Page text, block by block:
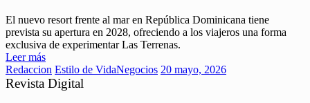
El nuevo resort frente al mar en República Dominicana tiene
prevista su apertura en 2028, ofreciendo a los viajeros una forma
exclusiva de experimentar Las Terrenas.
Leer más
Redaccion Estilo de VidaNegocios 20 mayo, 2026
Revista Digital